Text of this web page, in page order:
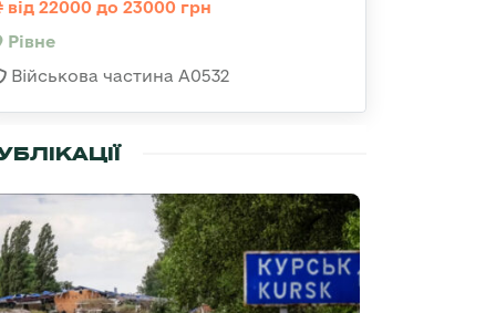
від 22000 до 23000 грн
Рівне
Військова частина А0532